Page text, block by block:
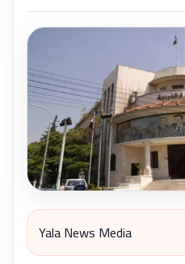
Yala News Media